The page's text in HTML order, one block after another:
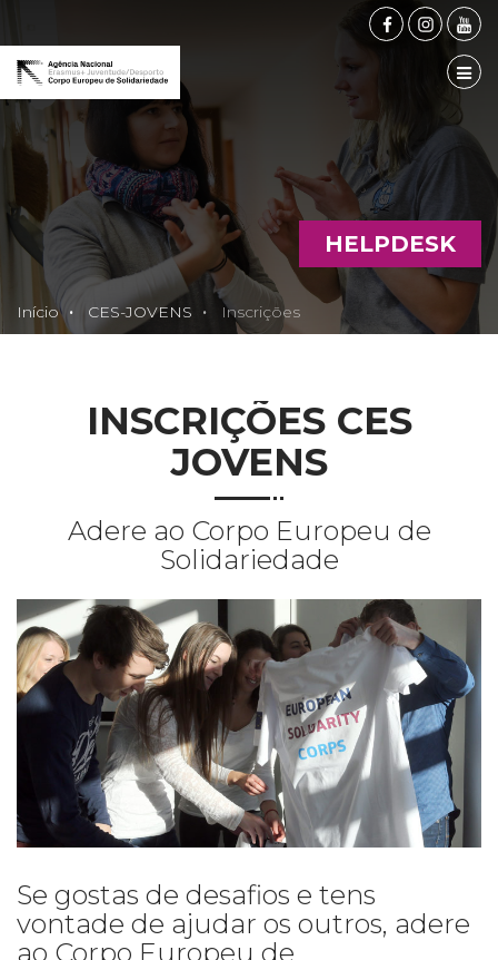
FACEBOOK
HELPDESK
Início CES-JOVENS Inscrições
INSCRIÇÕES CES
JOVENS
Adere ao Corpo Europeu de
Solidariedade
Se gostas de desafios e tens
vontade de ajudar os outros, adere
ao Corpo Europeu de